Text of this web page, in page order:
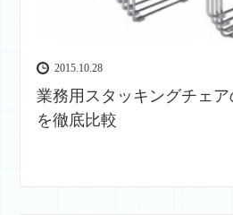
2015.10.28
業務用スタッキングチェ
を徹底比較